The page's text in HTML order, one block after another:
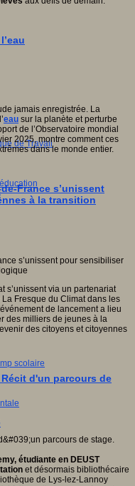
de Travail
scolaire
jamais enregistrée. La
eau sur la planète et perturbe
de l’Observatoire mondial
2025, montre comment ces
dans le monde entier.
France s’unissent
à la transition
s’unissent via un partenariat
Fresque du Climat dans les
de lancement a lieu
des milliers de jeunes à la
des citoyens et citoyennes
d'un parcours de
étudiante en DEUST
et désormais bibliothécaire
de Lys-lez-Lannoy